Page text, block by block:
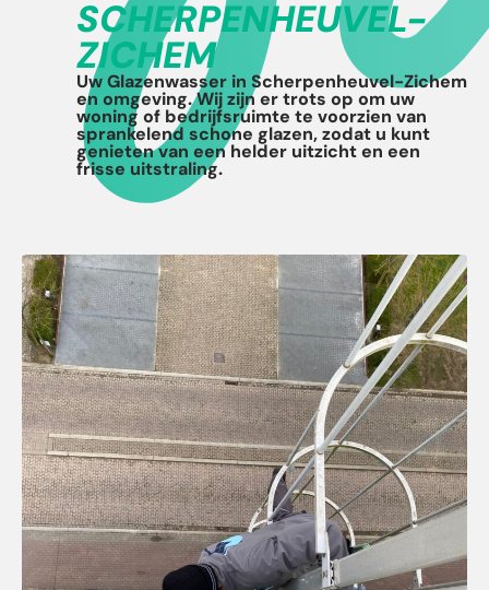
SCHERPENHEUVEL-
ZICHEM
Uw Glazenwasser in Scherpenheuvel-Zichem
en omgeving. Wij zijn er trots op om uw
woning of bedrijfsruimte te voorzien van
sprankelend schone glazen, zodat u kunt
genieten van een helder uitzicht en een
frisse uitstraling.